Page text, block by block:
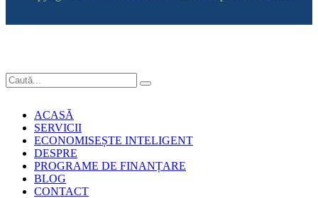
ACASĂ
SERVICII
ECONOMISEȘTE INTELIGENT
DESPRE
PROGRAME DE FINANȚARE
BLOG
CONTACT